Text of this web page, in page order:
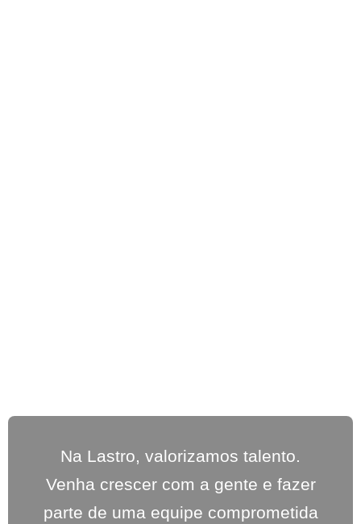
Na Lastro, valorizamos talento.
Venha crescer com a gente e fazer
parte de uma equipe comprometida